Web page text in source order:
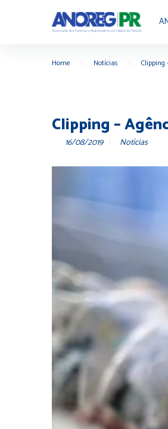
Home Notícias Clipping
Clipping –
16/08/2019 Notícias